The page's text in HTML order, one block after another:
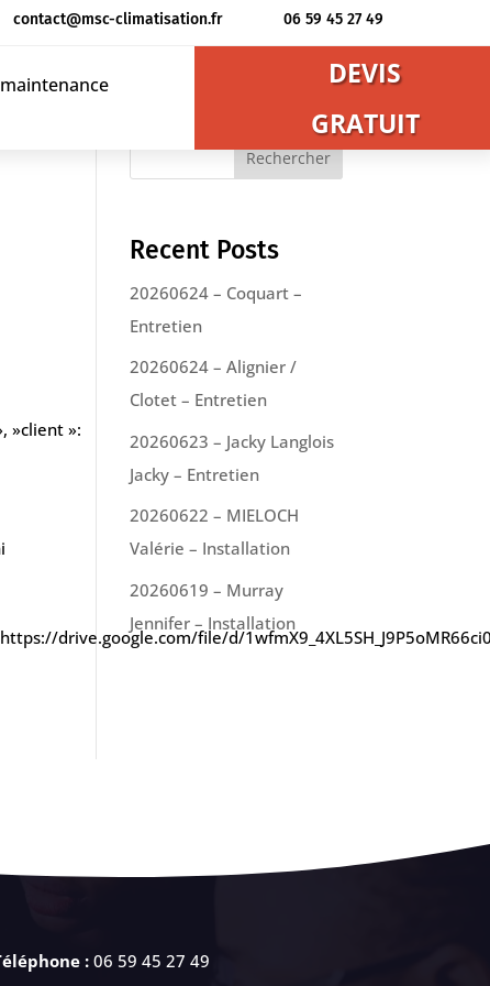
contact@msc-climatisation.fr 06 59 45 27 49
DEVIS
GRATUIT
»client »:
drive.google.com/file/d/
Rechercher
Recent Posts
20260624 – Coquart –
Entretien
20260624 – Alignier /
Clotet – Entretien
20260623 – Jacky Langlois
Jacky – Entretien
20260622 – MIELOCH
Valérie – Installation
20260619 – Murray
Jennifer – Installation
: 06 59 45 27 49